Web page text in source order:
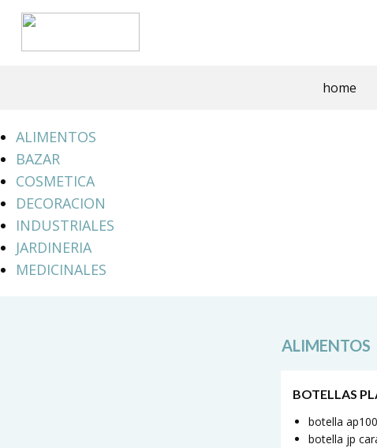
home
ALIMENTOS
BAZAR
COSMETICA
DECORACION
INDUSTRIALES
JARDINERIA
MEDICINALES
ALIMENTOS
BOTELLAS
botella
botella jp